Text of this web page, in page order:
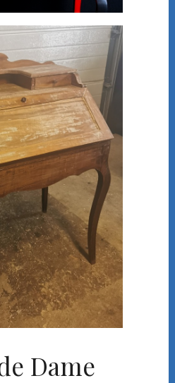
Dame